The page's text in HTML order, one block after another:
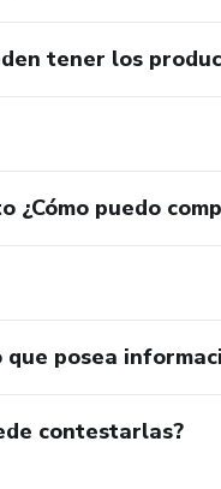
tener los
¿Cómo puedo
posea
contestarlas?